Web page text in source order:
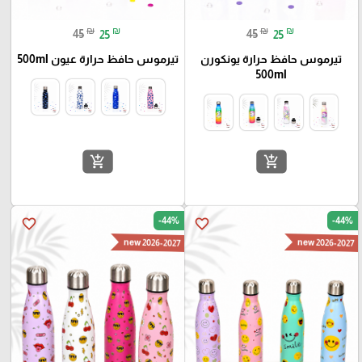
45 ₪ 25 ₪
تيرموس حافظ حرارة يونكورن
500ml
add_shopping_cart
45 ₪ 25 ₪
تيرموس حافظ حرارة عيون 500ml
add_shopping_cart
favorite_border -44%
new 2026-2027
favorite_border -44%
new 2026-2027